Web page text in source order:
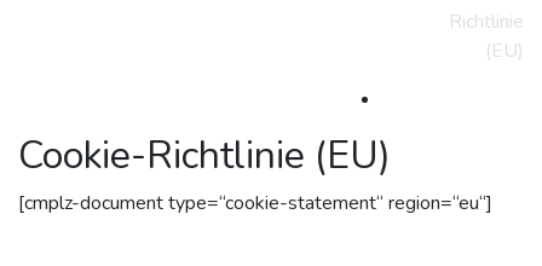
Richtlinie
(EU)
Cookie-Richtlinie (EU)
[cmplz-document type=“cookie-statement“ region=“eu“]